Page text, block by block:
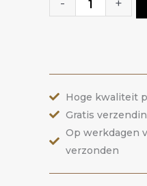
- +
Hoge kwaliteit
Gratis
Op werkdagen
verzonden